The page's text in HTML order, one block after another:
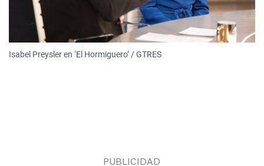
Isabel Preysler en ‘El Hormiguero’ / GTRES